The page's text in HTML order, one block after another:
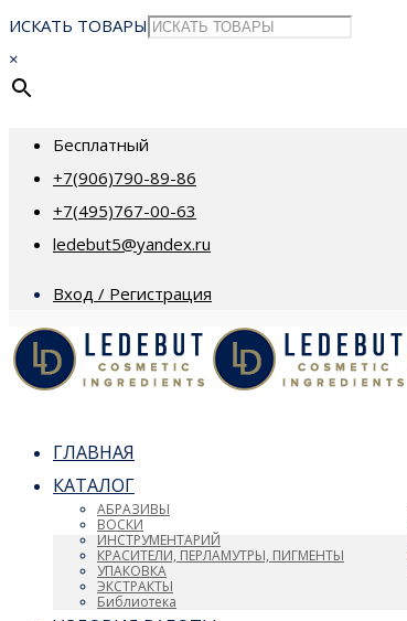
ИСКАТЬ ТОВАРЫ
×
Бесплатный
+7(906)790-89-86
+7(495)767-00-63
ledebut5@yandex.ru
Вход / Регистрация
ГЛАВНАЯ
КАТАЛОГ
АБРАЗИВЫ
ВОСКИ
ИНСТРУМЕНТАРИЙ
КРАСИТЕЛИ, ПЕРЛАМУТРЫ, ПИГМЕНТЫ
УПАКОВКА
ЭКСТРАКТЫ
Библиотека